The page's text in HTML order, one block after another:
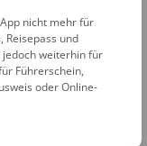
nicht mehr für
Reisepass und
weiterhin für
Führerschein,
oder Online-